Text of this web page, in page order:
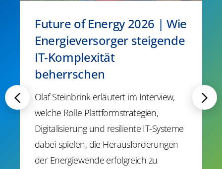
Future of Energy 2026 | Wie
Energieversorger steigende
IT-Komplexität
beherrschen
Olaf Steinbrink erläutert im Interview,
welche Rolle Plattformstrategien,
Digitalisierung und resiliente IT-Systeme
dabei spielen, die Herausforderungen
der Energiewende erfolgreich zu